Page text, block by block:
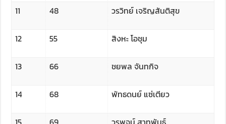
11 48 วรวิทย์ เจริญสันติสุข
12 55 สิงหะ โอชุม
13 66 ชยพล จันทกิจ
14 68 พัทธดนย์ แซ่เตียว